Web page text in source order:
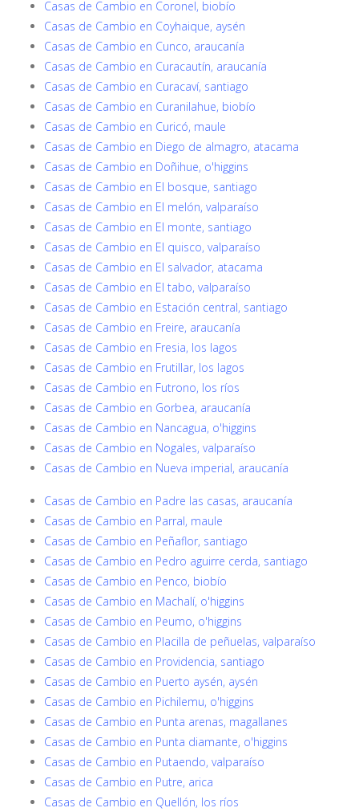
Casas de Cambio en Coronel, biobío
Casas de Cambio en Coyhaique, aysén
Casas de Cambio en Cunco, araucanía
Casas de Cambio en Curacautín, araucanía
Casas de Cambio en Curacaví, santiago
Casas de Cambio en Curanilahue, biobío
Casas de Cambio en Curicó, maule
Casas de Cambio en Diego de almagro, atacama
Casas de Cambio en Doñihue, o'higgins
Casas de Cambio en El bosque, santiago
Casas de Cambio en El melón, valparaíso
Casas de Cambio en El monte, santiago
Casas de Cambio en El quisco, valparaíso
Casas de Cambio en El salvador, atacama
Casas de Cambio en El tabo, valparaíso
Casas de Cambio en Estación central, santiago
Casas de Cambio en Freire, araucanía
Casas de Cambio en Fresia, los lagos
Casas de Cambio en Frutillar, los lagos
Casas de Cambio en Futrono, los ríos
Casas de Cambio en Gorbea, araucanía
Casas de Cambio en Nancagua, o'higgins
Casas de Cambio en Nogales, valparaíso
Casas de Cambio en Nueva imperial, araucanía
Casas de Cambio en Padre las casas, araucanía
Casas de Cambio en Parral, maule
Casas de Cambio en Peñaflor, santiago
Casas de Cambio en Pedro aguirre cerda, santiago
Casas de Cambio en Penco, biobío
Casas de Cambio en Machalí, o'higgins
Casas de Cambio en Peumo, o'higgins
Casas de Cambio en Placilla de peñuelas, valparaíso
Casas de Cambio en Providencia, santiago
Casas de Cambio en Puerto aysén, aysén
Casas de Cambio en Pichilemu, o'higgins
Casas de Cambio en Punta arenas, magallanes
Casas de Cambio en Punta diamante, o'higgins
Casas de Cambio en Putaendo, valparaíso
Casas de Cambio en Putre, arica
Casas de Cambio en Quellón, los ríos